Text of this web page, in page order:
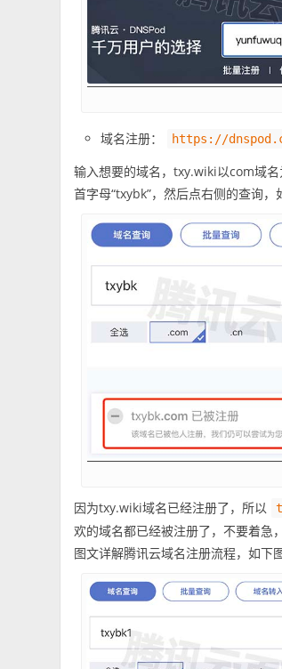
域名注册： https://
输入想要的域名，txy.wiki以com域
首字母“txybk”，然后点右侧的查询，
因为txy.wiki域名已经注册了，所以
欢的域名都已经被注册了，不要着急
图文详解腾讯云域名注册流程，如下